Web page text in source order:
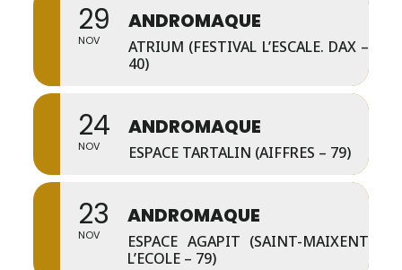
29
NOV
ANDROMAQUE
ATRIUM (FESTIVAL L’ESCALE. DAX –
40)
24
NOV
ANDROMAQUE
ESPACE TARTALIN (AIFFRES – 79)
23
NOV
ANDROMAQUE
ESPACE AGAPIT (SAINT-MAIXENT
L’ECOLE – 79)